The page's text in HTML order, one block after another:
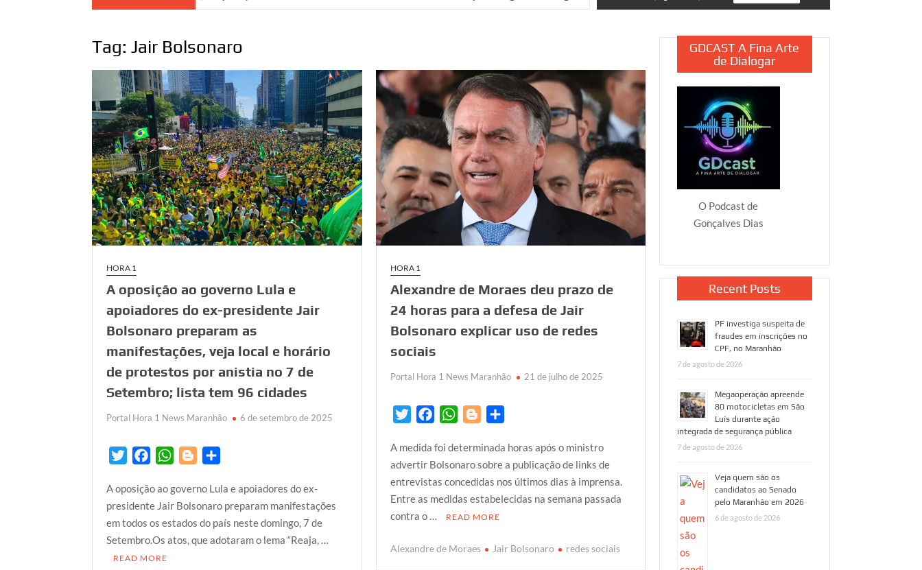
Tag:Jair Bolsonaro
HORA 1
A oposição ao governo Lula e
apoiadores do ex-presidente Jair
Bolsonaro preparam as
manifestações, veja local e horário
de protestos por anistia no 7 de
Setembro; lista tem 96 cidades
Portal Hora 1 News Maranhão 6 de setembro de 2025
i
t
t
e
r
c
e
b
o
o
W
a
t
s
A
o
g
g
e
a
r
e
A oposição ao governo Lula e apoiadores do ex-
presidente Jair Bolsonaro preparam manifestações
em todos os estados do país neste domingo, 7 de
Setembro.Os atos, que adotaram o lema “Reaja, …
READ MORE
HORA 1
Alexandre de Moraes deu prazo de
24 horas para a defesa de Jair
Bolsonaro explicar uso de redes
sociais
Portal Hora 1 News Maranhão 21 de julho de 2025
i
t
t
e
r
c
e
b
o
o
W
a
t
s
A
p
o
g
g
e
r
a
r
e
A medida foi determinada horas após o ministro
advertir Bolsonaro sobre a publicação de links de
entrevistas concedidas nos últimos dias à imprensa.
Entre as medidas estabelecidas na semana passada
contra o …
READ MORE
Alexandre de Moraes Jair Bolsonaro redes sociais
GDCAST A Fina Arte
de Dialogar
O Podcast de
Gonçalves Dias
Recent Posts
PF investiga suspeita de
fraudes em inscrições no
CPF, no Maranhão
7 de agosto de 2026
Megaoperação apreende
80 motocicletas em São
Luís durante ação
integrada de segurança pública
7 de agosto de 2026
Veja quem são os
candidatos ao Senado
pelo Maranhão em 2026
6 de agosto de 2026